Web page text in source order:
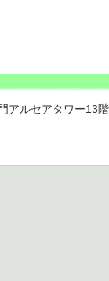
ルセアタワー13